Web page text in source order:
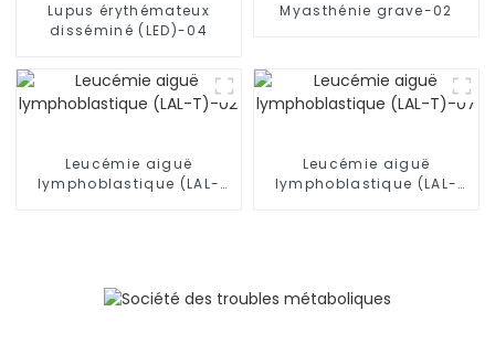
Lupus érythémateux
disséminé (LED)-04
Myasthénie grave-02
Leucémie aiguë
lymphoblastique (LAL-
Leucémie aiguë
lymphoblastique (LAL-